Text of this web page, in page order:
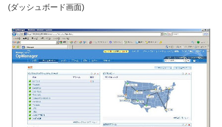
(ダッシュボード画面)